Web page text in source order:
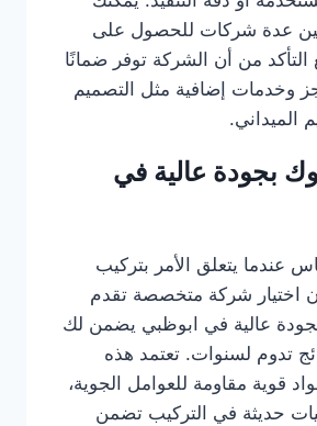
بين عدة شركات للحصول على
من أن الشركة توفر ضمانًا
وخدمات إضافية مثل التصميم
الميداني.
بجودة عالية في
عندما يتعلق الأمر بتركيب
فإن اختيار شركة متخصصة تقدم
عالية في ابوظبي يضمن لك
تدوم لسنوات. تعتمد هذه
قوية مقاومة للعوامل الجوية،
حديثة في التركيب تضمن